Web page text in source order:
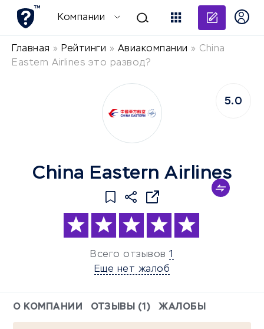
Компании
Главная » Рейтинги » Авиакомпании » China
Eastern Airlines это развод?
China Eastern Airlines
Всего отзывов 1
Еще нет жалоб
5.0
О КОМПАНИИ ОТЗЫВЫ (1) ЖАЛОБЫ